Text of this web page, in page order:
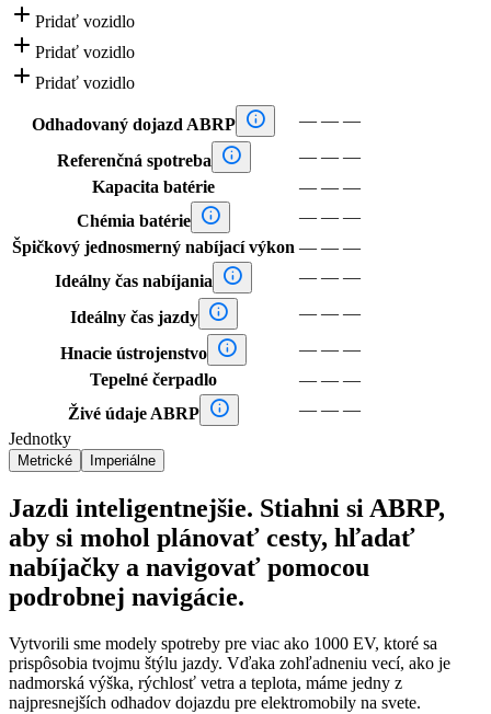
 Pridať vozidlo
 Pridať vozidlo
 Pridať vozidlo
Odhadovaný dojazd ABRP  — — —
Referenčná spotreba  — — —
Kapacita batérie
— — —
Chémia batérie  — — —
Špičkový jednosmerný nabíjací výkon — — —
Ideálny čas nabíjania
 — — —
Ideálny čas jazdy  — — —
Hnacie ústrojenstvo  — — —
Tepelné čerpadlo
— — —
Živé údaje ABRP  — — —
Jednotky
Metrické Imperiálne
Jazdi inteligentnejšie. Stiahni si ABRP,
aby si mohol plánovať cesty, hľadať
nabíjačky a navigovať pomocou
podrobnej navigácie.
Vytvorili sme modely spotreby pre viac ako 1000 EV, ktoré sa
prispôsobia tvojmu štýlu jazdy. Vďaka zohľadneniu vecí, ako je
nadmorská výška, rýchlosť vetra a teplota, máme jedny z
najpresnejších odhadov dojazdu pre elektromobily na svete.